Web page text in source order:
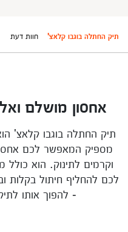
תיק החתלה בוגבו קלאצ' חוות דעת
אחסון מושלם
תיק החתלה בוגבו קלאצ'
מספיק המאפשר לכם
וקרמים לתינוק. הוא
לכם להחליף חיתול בקלות
- להפוך אותו